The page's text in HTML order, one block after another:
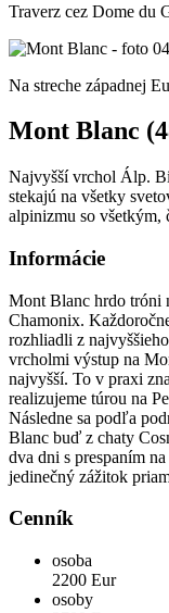
Traverz cez Dome du
Na streche západnej
Mont Blanc
Najvyšší vrchol Álp.
stekajú na všetky
alpinizmu so všetkým,
Informácie
Mont Blanc hrdo tróni
Chamonix.
rozhliadli z
vrcholmi výstup na
najvyšší. To v praxi
realizujeme túrou na
Následne sa podľa
Blanc buď z chaty
dva dni s prespaním
jedinečný zážitok
Cenník
osoba
2200 Eur
osoby